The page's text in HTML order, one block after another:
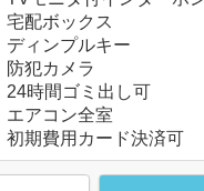
宅配ボックス
ディンプルキー
防犯カメラ
24時間ゴミ出し可
エアコン全室
初期費用カード決済可